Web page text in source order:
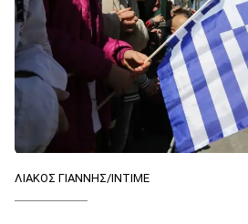
ΛΙΑΚΟΣ ΓΙΑΝΝΗΣ/ΙΝΤΙΜΕ